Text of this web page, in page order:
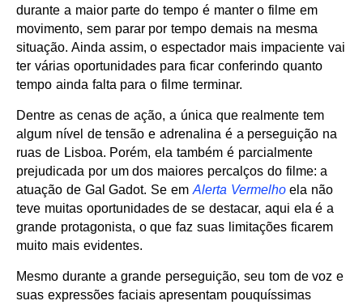
durante a maior parte do tempo é manter o filme em
movimento, sem parar por tempo demais na mesma
situação. Ainda assim, o espectador mais impaciente vai
ter várias oportunidades para ficar conferindo quanto
tempo ainda falta para o filme terminar.
Dentre as cenas de ação, a única que realmente tem
algum nível de tensão e adrenalina é a perseguição na
ruas de Lisboa. Porém, ela também é parcialmente
prejudicada por um dos maiores percalços do filme: a
atuação de Gal Gadot. Se em Alerta Vermelhoela não
teve muitas oportunidades de se destacar, aqui ela é a
grande protagonista, o que faz suas limitações ficarem
muito mais evidentes.
Mesmo durante a grande perseguição, seu tom de voz e
suas expressões faciais apresentam pouquíssimas